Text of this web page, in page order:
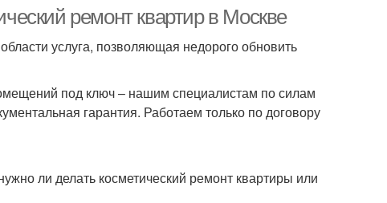
ремонт квартир в Москве
услуга, позволяющая недорого обновить
под ключ – нашим специалистам по силам
гарантия. Работаем только по договору
ли делать косметический ремонт квартиры или